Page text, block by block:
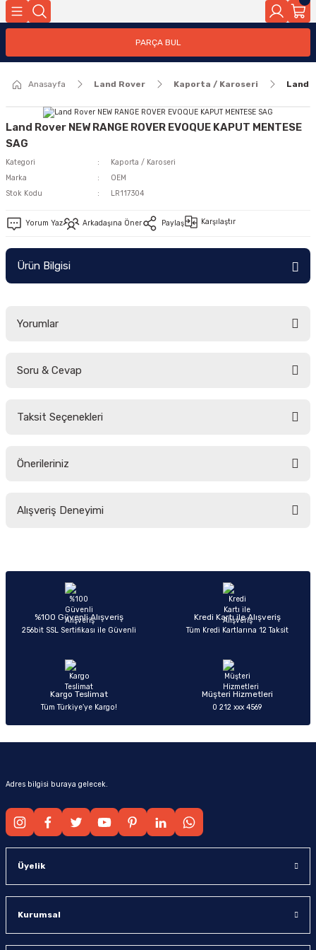
PARÇA BUL
Anasayfa Land Rover Kaporta / Karoseri Land
Land Rover NEW RANGE ROVER EVOQUE KAPUT MENTESE
SAG
Kategori
Kaporta / Karoseri
Marka
OEM
Stok Kodu
LR117304
Yorum Yaz Arkadaşına Öner Paylaş Karşılaştır
Ürün Bilgisi
Yorumlar
Soru & Cevap
Taksit Seçenekleri
Önerileriniz
yetersiz gördüğünüz noktaları öneri formunu kullanarak tarafımıza
Ürün açıklamasında eksik bilgiler bulunuyor.
Ürün bilgilerinde hatalar bulunuyor.
Ürün fiyatı diğer sitelerden daha pahalı.
Alışveriş Deneyimi
Sitemize ilk yorumu siz yapın!
%100 Güvenli Alışveriş
256bit SSL Sertifikası ile Güvenli
Kredi Kartı ile Alışveriş
Tüm Kredi Kartlarına 12 Taksit
Kargo Teslimat
Tüm Türkiye’ye Kargo!
Müşteri Hizmetleri
0 212 xxx 4569
Adres bilgisi buraya gelecek.
Üyelik
Kurumsal